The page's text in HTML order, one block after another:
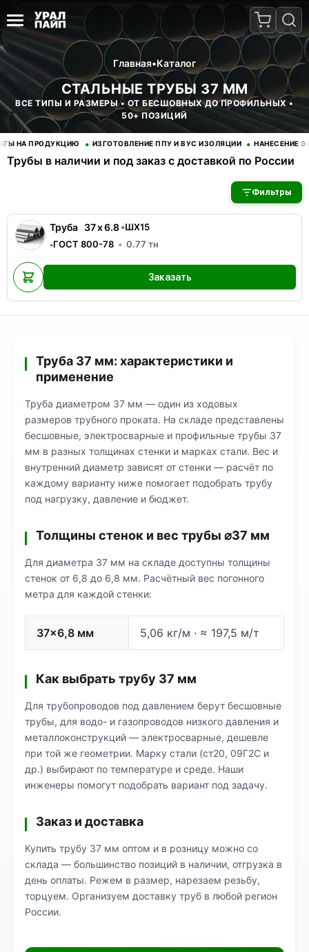
Главная•Каталог
СТАЛЬНЫЕ ТРУБЫ 37 ММ
ВСЕ ТИПЫ И РАЗМЕРЫ • ОТ БЕСШОВНЫХ ДО ПРОФИЛЬНЫХ •
50+ ПОЗИЦИЙ
НА ПРОДУКЦИЮ • ИЗГОТОВЛЕНИЕ ППУ И ВУС ИЗОЛЯЦИИ • НАНЕСЕНИЕ
Трубы в наличии и под заказ с доставкой по России
В наличии 1 позиций трубы стальные. Купить трубы оптом с
Фильтры
Труба 37x6.8•ШХ15
•ГОСТ 800-78 0.77 тн
Заказать
Труба 37 мм: характеристики и
применение
Труба диаметром 37 мм — один из ходовых
размеров трубного проката. На складе представлены
бесшовные, электросварные и профильные трубы 37
мм в разных толщинах стенки и марках стали. Вес и
внутренний диаметр зависят от стенки — расчёт по
каждому варианту ниже помогает подобрать трубу
под нагрузку, давление и бюджет.
Толщины стенок и вес трубы ⌀37 мм
Для диаметра 37 мм на складе доступны толщины
стенок от 6,8 до 6,8 мм. Расчётный вес погонного
метра для каждой стенки:
37×6,8 мм 5,06 кг/м · ≈ 197,5 м/т
Как выбрать трубу 37 мм
Для трубопроводов под давлением берут бесшовные
трубы, для водо- и газопроводов низкого давления и
металлоконструкций — электросварные, дешевле
при той же геометрии. Марку стали (ст20, 09Г2С и
др.) выбирают по температуре и среде. Наши
инженеры помогут подобрать вариант под задачу.
Заказ и доставка
Купить трубу 37 мм оптом и в розницу можно со
склада — большинство позиций в наличии, отгрузка в
день оплаты. Режем в размер, нарезаем резьбу,
торцуем. Организуем доставку труб в любой регион
России.